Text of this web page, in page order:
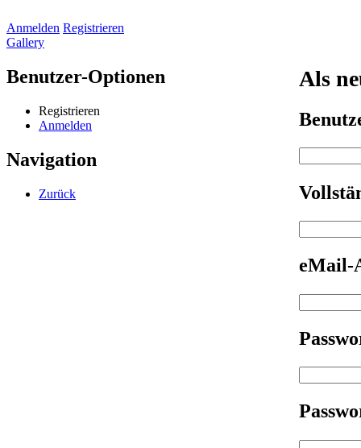
Anmelden Registrieren
Gallery
Benutzer-Optionen
Registrieren
Anmelden
Navigation
Zurück
Als
eMail-